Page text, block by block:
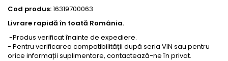
Cod produs:16319700063
Livrare rapidă în toată România.
-Produs verificat înainte de expediere.
- Pentru verificarea compatibilității după seria VIN sau pentru
orice informații suplimentare, contactează-ne în privat.